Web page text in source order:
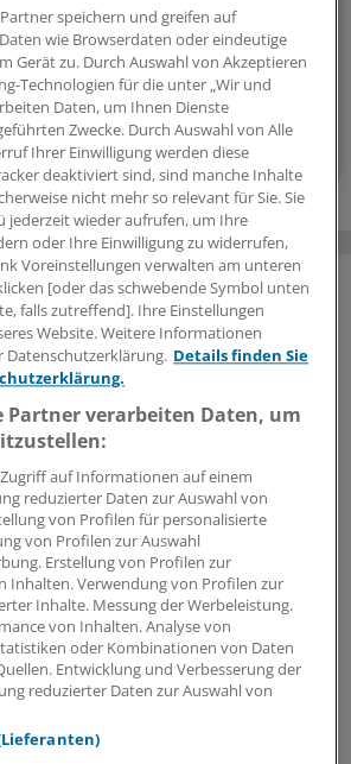
einen Schritt voraus.
wöchentlich (Sonntag)
bitte anmelden
Entschädigung zahlen
der Kollegen
sein
schon wieder Vertretung. Unter
machte eine
Ärger per WhatsApp Luft. Dem
1.000 Euro Schmerzensgeld
2026
Mindestmengen
Zentralisierung der
speichern und greifen auf
wie Browserdaten oder eindeutige
Gerät zu. Durch Auswahl von Akzeptieren
Technologien für die unter „Wir und
Daten, um Ihnen Dienste
Zwecke. Durch Auswahl von Alle
Ihrer Einwilligung werden diese
deaktiviert sind, sind manche Inhalte
nicht mehr so relevant für Sie. Sie
jederzeit wieder aufrufen, um Ihre
oder Ihre Einwilligung zu widerrufen,
Voreinstellungen verwalten am unteren
[oder das schwebende Symbol unten
falls zutreffend]. Ihre Einstellungen
Website. Weitere Informationen
Datenschutzerklärung. Details finden Sie
Partner verarbeiten Daten, um
auf Informationen auf einem
reduzierter Daten zur Auswahl von
von Profilen für personalisierte
von Profilen zur Auswahl
Erstellung von Profilen zur
Inhalten. Verwendung von Profilen zur
Inhalte. Messung der Werbeleistung.
von Inhalten. Analyse von
oder Kombinationen von Daten
Entwicklung und Verbesserung der
reduzierter Daten zur Auswahl von